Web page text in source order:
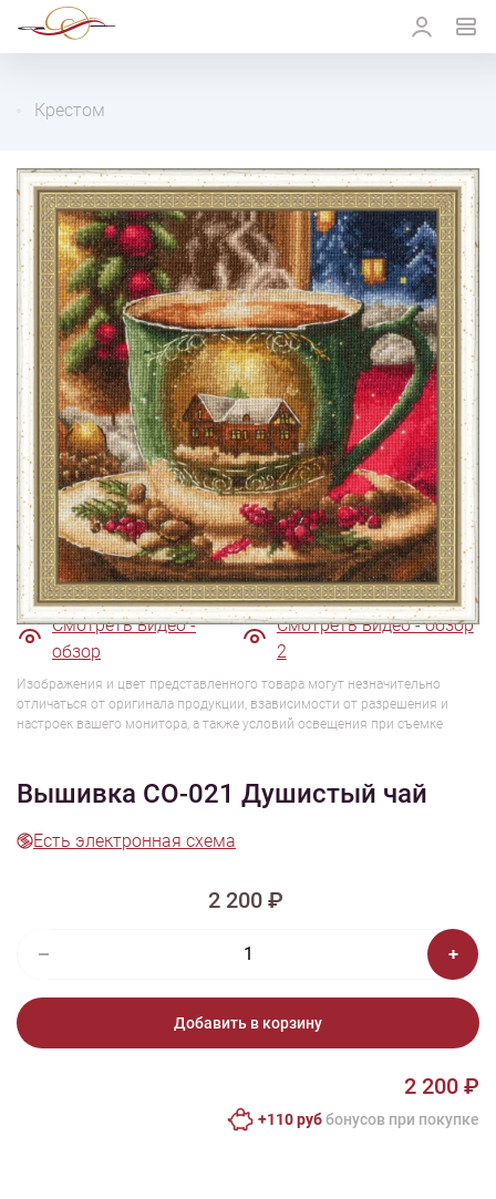
Крестом
1/7
Смотреть видео -
обзор
Смотреть видео - обзор
2
Изображения и цвет представленного товара могут незначительно
отличаться от оригинала продукции, взависимости от разрешения и
настроек вашего монитора, а также условий освещения при съемке
Вышивка СО-021 Душистый чай
Есть электронная схема
2 200 ₽
Добавить в корзину
2 200 ₽
+110 руббонусов при покупке